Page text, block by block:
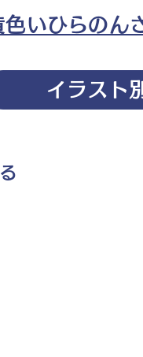
色いひらのん
イラスト別